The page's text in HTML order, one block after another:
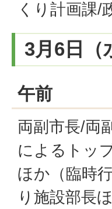
くり計画課/
3月6日（
午前
両副市長/両
によるトッ
ほか（臨時
り施設部長